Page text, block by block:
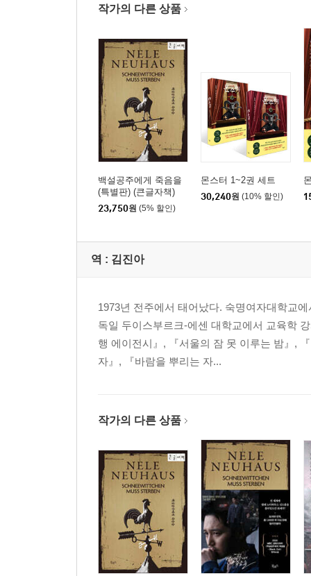
작가의 다른 상품
백설공주에게 죽음을
(특별판) (큰글자책)
23,750원 (5% 할인)
몬스터 1~2권 세트
30,240원 (10% 할인)
역 : 김진아
1973년 전주에서 태어났다. 숙명여자대학교
독일 두이스부르크-에센 대학교에서 교육학
행 에이전시』, 『서울의 잠 못 이루는 밤』,
자』, 『바람을 뿌리는 자...
작가의 다른 상품